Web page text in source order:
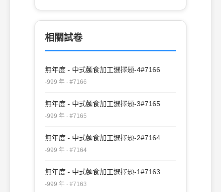
相關試卷
無年度 - 中式麵食加工選擇題-4#7166
-999 年 · #7166
無年度 - 中式麵食加工選擇題-3#7165
-999 年 · #7165
無年度 - 中式麵食加工選擇題-2#7164
-999 年 · #7164
無年度 - 中式麵食加工選擇題-1#7163
-999 年 · #7163